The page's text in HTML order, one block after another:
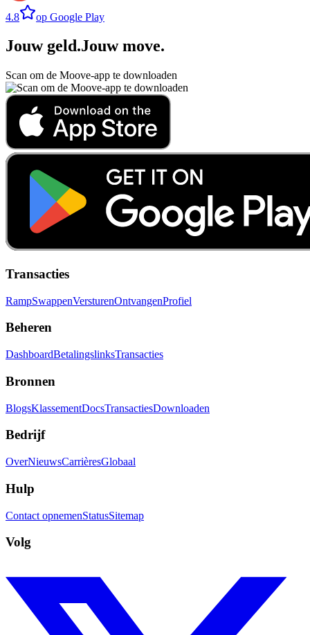
4.8 op Google Play
Jouw geld.Jouw move.
Scan om de Moove-app te downloaden
Transacties
RampSwappenVersturenOntvangenProfiel
Beheren
DashboardBetalingslinksTransacties
Bronnen
BlogsKlassementDocsTransactiesDownloaden
Bedrijf
OverNieuwsCarrièresGlobaal
Hulp
Contact opnemenStatusSitemap
Volg